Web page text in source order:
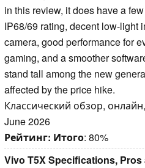
in this review, it does have a
IP68/69 rating, decent low-light
camera, good performance for
gaming, and a smoother
stand tall among the new
affected by the price hike.
Классический обзор,
June 2026
Рейтинг: Итого: 80%
Vivo T5X Specifications,